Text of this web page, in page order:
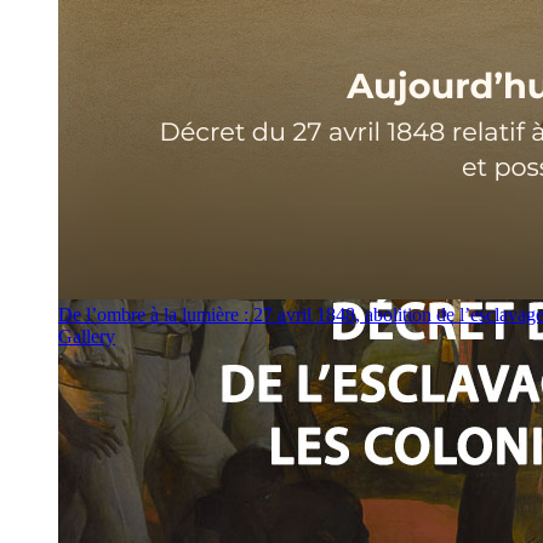
De l’ombre à la lumière : 27 avril 1848, abolition de l’esclavage
Gallery